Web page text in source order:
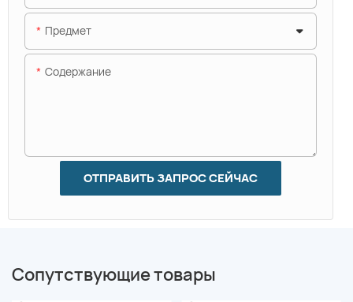
Предмет
Содержание
ОТПРАВИТЬ ЗАПРОС СЕЙЧАС
Сопутствующие товары